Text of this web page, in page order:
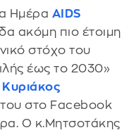
Ημέρα AIDS
ακόμη πιο έτοιμη
στόχο του
έως το 2030»
Κυριάκος
στο Facebook
Ο κ.Μητσοτάκης